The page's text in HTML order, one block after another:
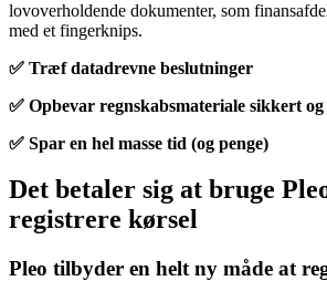
lovoverholdende dokumenter, som
med et fingerknips.
✅ Træf datadrevne beslutninger
✅ Opbevar regnskabsmateriale sikkert
✅ Spar en hel masse tid (og penge)
Det betaler sig at bruge
registrere kørsel
Pleo tilbyder en helt ny måde at